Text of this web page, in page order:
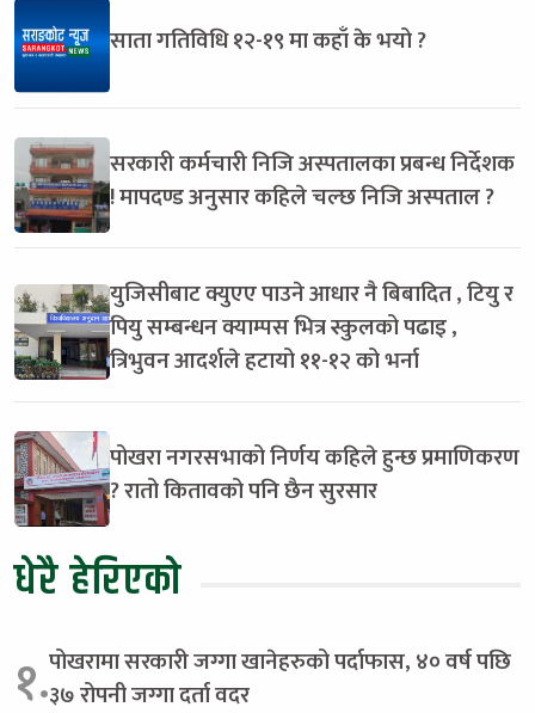
साता गतिविधि १२-१९ मा कहाँ के भयो ?
सरकारी कर्मचारी निजि अस्पतालका प्रबन्ध निर्देशक
! मापदण्ड अनुसार कहिले चल्छ निजि अस्पताल ?
युजिसीबाट क्युएए पाउने आधार नै बिबादित , टियु र
पियु सम्बन्धन क्याम्पस भित्र स्कुलको पढाइ ,
त्रिभुवन आदर्शले हटायो ११-१२ को भर्ना
पोखरा नगरसभाको निर्णय कहिले हुन्छ प्रमाणिकरण
? रातो कितावको पनि छैन सुरसार
धेरै हेरिएको
१.पोखरामा सरकारी जग्गा खानेहरुको पर्दाफास, ४० वर्ष पछि
३७ रोपनी जग्गा दर्ता वदर